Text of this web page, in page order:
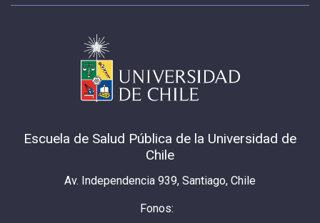
Escuela de Salud Pública de la Universidad de
Chile
Av. Independencia 939, Santiago, Chile
Fonos: